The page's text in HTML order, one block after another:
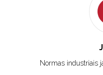
Normas industriais